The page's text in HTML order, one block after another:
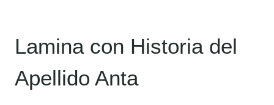
Lamina con Historia del
Apellido Anta